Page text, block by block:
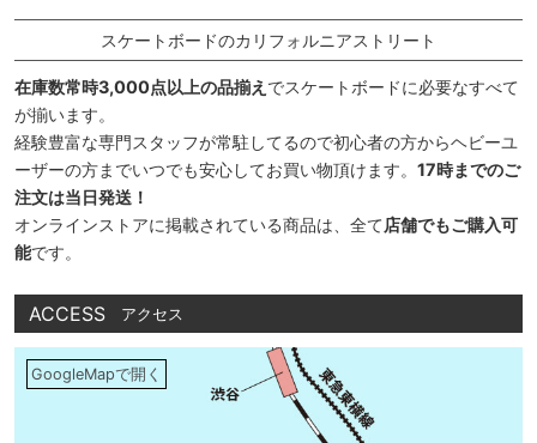
スケートボードのカリフォルニアストリート
在庫数常時3,000点以上の品揃え でスケートボードに必要なすべて
が揃います。
経験豊富な専門スタッフが常駐してるので初心者の方からヘビーユ
ーザーの方までいつでも安心してお買い物頂けます。 17時までのご
注文は当日発送！
オンラインストアに掲載されている商品は、全て店舗でもご購入可
能です。
ACCESS アクセス
GoogleMapで開く